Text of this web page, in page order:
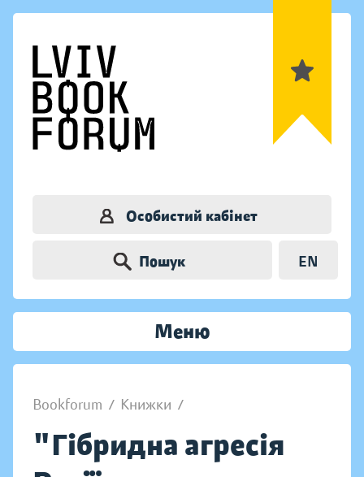
Особистий кабінет
Пошук EN
Меню
Bookforum / Книжки /
"Гібридна агресія